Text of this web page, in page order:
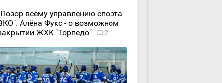
всему управлению спорта
Алёна Фукс - о возможном
ЖХК "Торпедо"
2